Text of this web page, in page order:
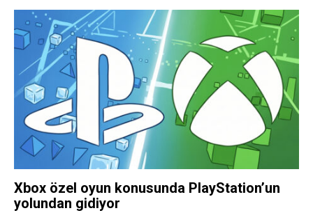
Xbox özel oyun konusunda PlayStation’un
yolundan gidiyor